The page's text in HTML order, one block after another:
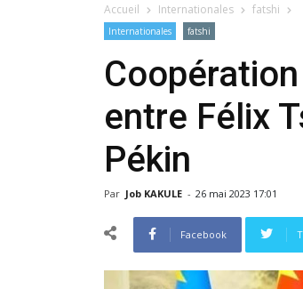
Accueil Internationales fatshi
Internationales fatshi
entre Félix
Pékin
Par Job KAKULE - 26 mai 2023 17:01
Facebook